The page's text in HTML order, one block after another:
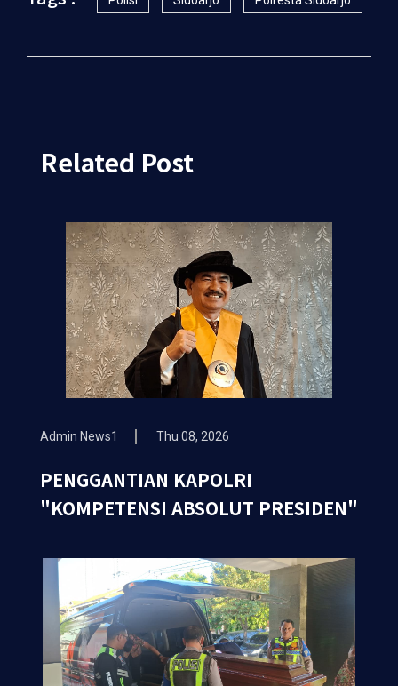
Related Post
Admin News1 Thu 08, 2026
PENGGANTIAN KAPOLRI
"KOMPETENSI ABSOLUT PRESIDEN"